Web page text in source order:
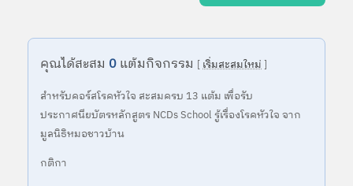
คุณได้สะสม 0แต้มกิจกรรม [เริ่มสะสมใหม่]
สำหรับคอร์สโรคหัวใจ สะสมครบ 13 แต้ม เพื่อรับ
ประกาศนียบัตรหลักสูตร NCDs School รู้เรื่องโรคหัวใจ จาก
มูลนิธิหมอชาวบ้าน
กติกา